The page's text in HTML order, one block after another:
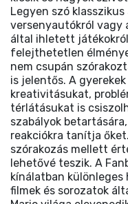
Legyen szó
versenyautókról vagy
által ihletett
felejthetetlen
nem csupán
is jelentős. A
kreativitásukat,
térlátásukat is
szabályok
reakciókra tanítja
szórakozás mellett
lehetővé teszik. A
kínálatban
filmek és sorozatok